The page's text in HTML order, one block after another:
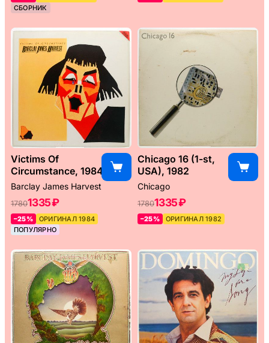
СБОРНИК
Victims Of
Circumstance, 1984
Barclay James Harvest
17801335 ₽
–25%
ОРИГИНАЛ 1984
ПОПУЛЯРНО
Chicago 16 (1-st,
USA), 1982
Chicago
17801335 ₽
–25% ОРИГИНАЛ 1982